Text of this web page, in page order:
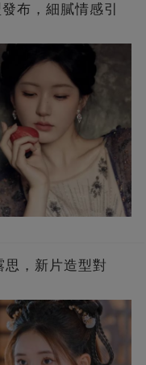
布，細膩情感引
，新片造型對